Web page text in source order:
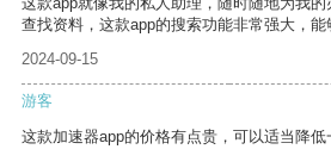
查找资料，这款app的搜索功能非常强大，能
2024-09-15
游客
这款加速器app的价格有点贵，可以适当降低